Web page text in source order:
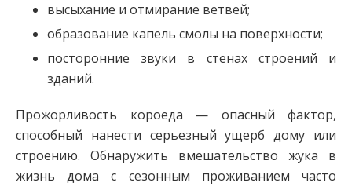
высыхание и отмирание ветвей;
образование капель смолы на поверхности;
посторонние звуки в стенах строений и
зданий.
Прожорливость короеда — опасный фактор,
способный нанести серьезный ущерб дому или
строению. Обнаружить вмешательство жука в
жизнь дома с сезонным проживанием часто